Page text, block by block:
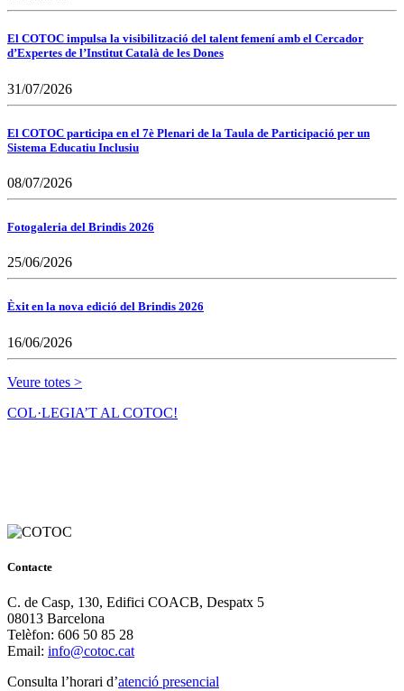
El COTOC impulsa la visibilització del talent femení amb el Cercador
d’Expertes de l’Institut Català de les Dones
31/07/2026
El COTOC participa en el 7è Plenari de la Taula de Participació per un
Sistema Educatiu Inclusiu
08/07/2026
Fotogaleria del Brindis 2026
25/06/2026
Èxit en la nova edició del Brindis 2026
16/06/2026
Veure totes >
COL·LEGIA’T AL COTOC!
Contacte
C. de Casp, 130, Edifici COACB, Despatx 5
08013 Barcelona
Telèfon: 606 50 85 28
Email: info@cotoc.cat
Consulta l’horari d’atenció presencial